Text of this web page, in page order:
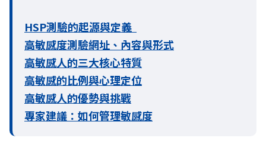
HSP測驗的起源與定義
高敏感度測驗網址、內容與形式
高敏感人的三大核心特質
高敏感的比例與心理定位
高敏感人的優勢與挑戰
專家建議：如何管理敏感度